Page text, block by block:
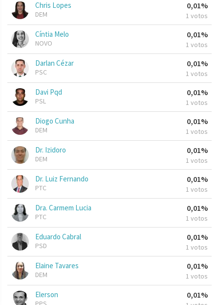
Chris Lopes
DEM
0,01%
1 votos
Cíntia Melo
NOVO
0,01%
1 votos
Darlan Cézar
PSC
0,01%
1 votos
Davi Pqd
PSL
0,01%
1 votos
Diogo Cunha
DEM
0,01%
1 votos
Dr. Izidoro
DEM
0,01%
1 votos
Dr. Luiz Fernando
PTC
0,01%
1 votos
Dra. Carmem Lucia
PTC
0,01%
1 votos
Eduardo Cabral
PSD
0,01%
1 votos
Elaine Tavares
DEM
0,01%
1 votos
Elerson 0,01%